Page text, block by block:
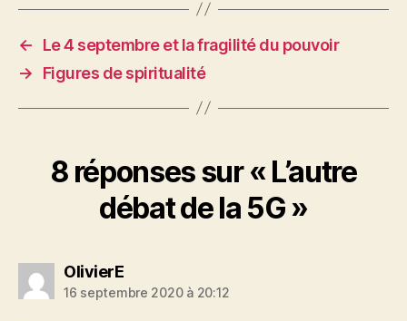
←
Le 4 septembre et la fragilité du pouvoir
→
Figures de spiritualité
8 réponses sur « L’autre
débat de la 5G »
OlivierEdit :
16 septembre 2020 à 20:12